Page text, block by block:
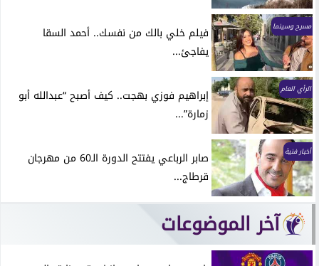
مسرح وسينما
فيلم خلي بالك من نفسك.. أحمد السقا
يفاجئ...
الرأي العام
إبراهيم فوزي بهجت.. كيف أصبح “عبدالله أبو
زمارة”...
أخبار فنية
صابر الرباعي يفتتح الدورة الـ60 من مهرجان
قرطاج...
آخر الموضوعات